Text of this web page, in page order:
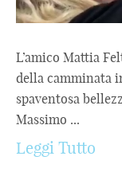
L’amico Mattia
della camminata
spaventosa
Massimo ...
Leggi Tutto